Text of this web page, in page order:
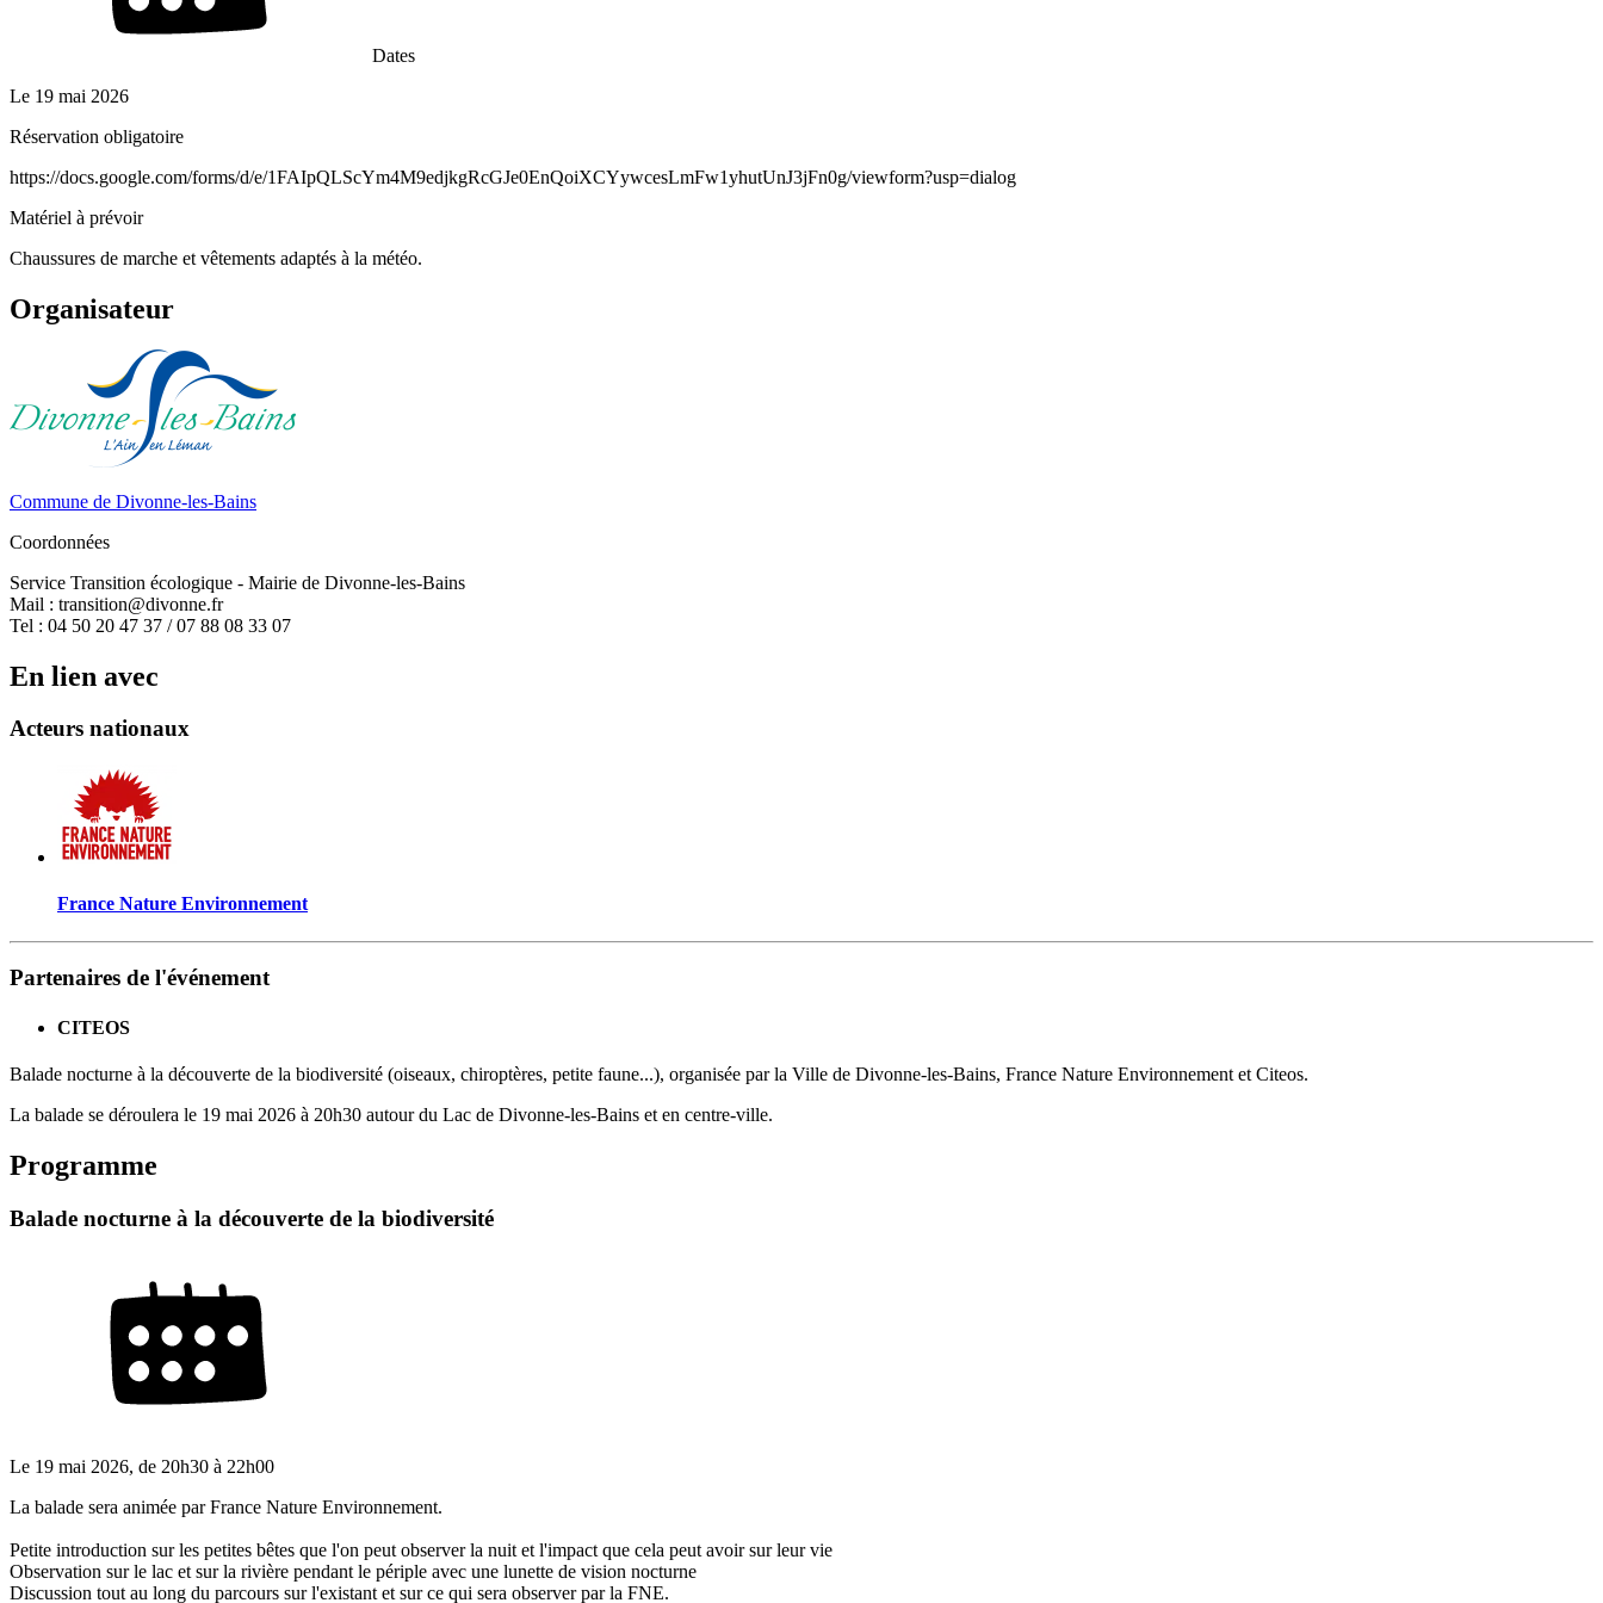
Dates
Le 19 mai 2026
Réservation obligatoire
https://docs.google.com/forms/d/e/1FAIpQLScYm4M9edjkgRcGJe0EnQoiXCYywcesLmFw1yhutUnJ3jFn0g/viewform?usp=dialog
Matériel à prévoir
Chaussures de marche et vêtements adaptés à la météo.
Organisateur
Commune de Divonne-les-Bains
Coordonnées
Service Transition écologique - Mairie de Divonne-les-Bains
Mail : transition@divonne.fr
Tel : 04 50 20 47 37 / 07 88 08 33 07
En lien avec
Acteurs nationaux
France Nature Environnement
Partenaires de l'événement
CITEOS
Balade nocturne à la découverte de la biodiversité (oiseaux, chiroptères, petite faune...), organisée par la Ville de Divonne-les-Bains, France Nature Environnement et Citeos.
La balade se déroulera le 19 mai 2026 à 20h30 autour du Lac de Divonne-les-Bains et en centre-ville.
Programme
Balade nocturne à la découverte de la biodiversité
Le 19 mai 2026, de 20h30 à 22h00
La balade sera animée par France Nature Environnement.
Petite introduction sur les petites bêtes que l'on peut observer la nuit et l'impact que cela peut avoir sur leur vie
Observation sur le lac et sur la rivière pendant le périple avec une lunette de vision nocturne
Discussion tout au long du parcours sur l'existant et sur ce qui sera observer par la FNE.